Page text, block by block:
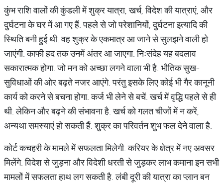
कुंभ राशि वालों की कुंडली में शुक्र यात्रा, खर्च, विदेश की यात्राएं, और
दुर्घटना के घर में आ गए हैं. पहले से जो परेशानियों, दुर्घटना इत्यादि की
स्थिति बनी हुई थी. वह शुक्र के एकमात्र आ जाने से सुलझने वाली हो
जाएंगी. काफी हद तक उनमें अंतर आ जाएगा. निःसंदेह यह बदलाव
सकारात्मक होगा. जो मन को अच्छा लगने वाला भी है. भौतिक सुख-
सुविधाओं की ओर बढ़ते नजर आएंगे. परंतु इसके लिए कोई भी गैर कानूनी
कार्य को करने से बचना होगा. कर्ज भी लेने से बचें. खर्च में वृद्धि पहले से ही
थी. लेकिन और बढ़ने की संभावना है. खर्च को गलत चीजों में न करें,
अन्यथा समस्याएं हो सकती हैं. शुक्र का परिवर्तन शुभ फल देने वाला है.
कोर्ट कचहरी के मामले में सफलता मिलेगी. करियर के क्षेत्र में नए अवसर
मिलेंगे. विदेश से जुड़ना और विदेशी धरती से जुड़कर लाभ कमाना इन सभी
मामलों में सफलता हाथ लग सकती है. लंबी दूरी की यात्रा का प्लान बन